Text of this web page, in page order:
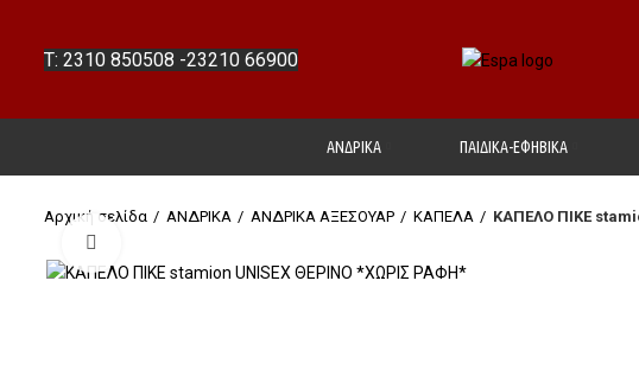
T: 2310 850508 -23210 66900
ΑΝΔΡΙΚΑ ΠΑΙΔΙΚΑ-ΕΦΗΒΙΚΑ
Αρχική σελίδα ΑΝΔΡΙΚΑ ΑΝΔΡΙΚΑ ΑΞΕΣΟΥΑΡ ΚΑΠΕΛΑ
ΚΑΠΕΛΟ ΠΙΚΕ